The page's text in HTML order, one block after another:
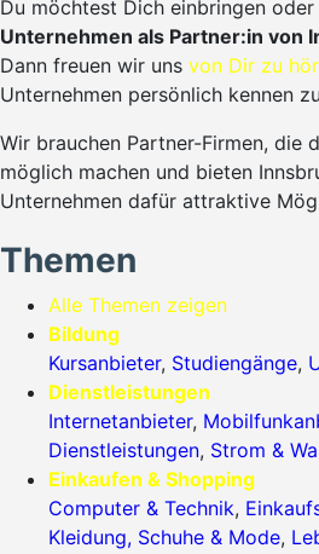
Du möchtest Dich einbringen
Unternehmen als Partner:in von
Dann freuen wir uns von Dir zu
Unternehmen persönlich kennen
Wir brauchen Partner-Firmen, die
möglich machen und bieten
Unternehmen dafür attraktive
Themen
Alle Themen zeigen
Bildung
Kursanbieter, Studiengänge,
Dienstleistungen
Internetanbieter,
Dienstleistungen, Strom &
Einkaufen & Shopping
Computer & Technik,
Kleidung, Schuhe & Mode,